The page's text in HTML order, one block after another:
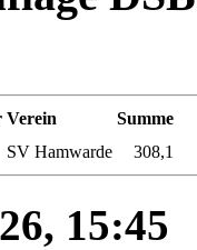
Verein
Summe
SV Hamwarde 308,1
15:45